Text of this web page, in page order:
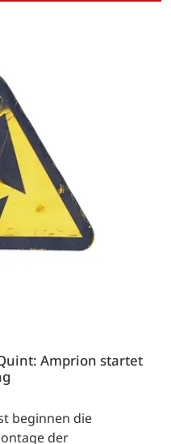
Amprion startet
beginnen die
der